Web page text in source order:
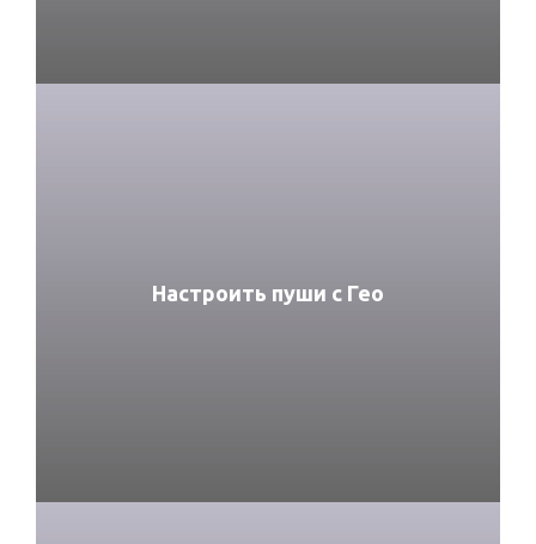
Настроить пуши с Гео